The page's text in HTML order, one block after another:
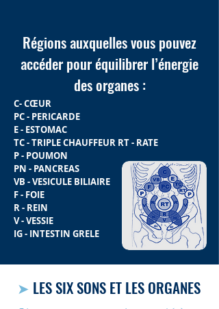
Régions auxquelles vous pouvez
accéder pour équilibrer l’énergie
des organes :
C- CŒUR
PC - PERICARDE
E - ESTOMAC
TC - TRIPLE CHAUFFEUR RT - RATE
P - POUMON
PN - PANCREAS
VB - VESICULE BILIAIRE
F - FOIE
R - REIN
V - VESSIE
IG - INTESTIN GRELE
➤ LES SIX SONS ET LES ORGANES